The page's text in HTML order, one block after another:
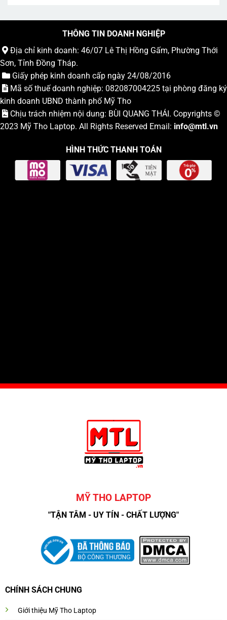
THÔNG TIN DOANH NGHIỆP
Địa chỉ kinh doanh: 46/07 Lê Thị Hồng Gấm, Phường Thới
Sơn, Tỉnh Đồng Tháp.
Giấy phép kinh doanh cấp ngày 24/08/2016
Mã số thuế doanh nghiệp: 082087004225 tại phòng đăng ký
kinh doanh UBND thành phố Mỹ Tho
Chịu trách nhiệm nội dung: BÙI QUANG THÁI. Copyrights ©
2023 Mỹ Tho Laptop. All Rights Reserved Email: info@mtl.vn
HÌNH THỨC THANH TOÁN
MỸ THO LAPTOP
"TẬN TÂM - UY TÍN - CHẤT LƯỢNG"
CHÍNH SÁCH CHUNG
Giới thiệu Mỹ Tho Laptop